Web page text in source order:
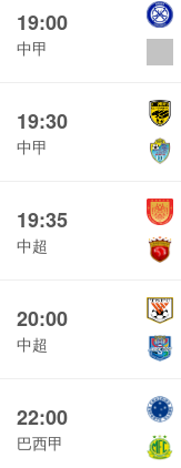
19:00
中甲
19:30
中甲
19:35
中超
20:00
中超
22:00
巴西甲